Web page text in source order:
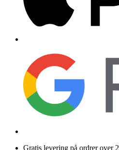
Gratis levering på ordrer over